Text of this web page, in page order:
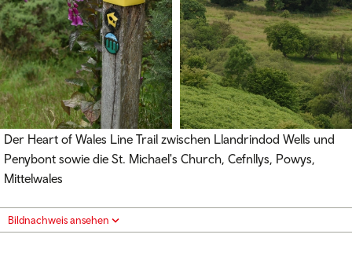
Der Heart of Wales Line Trail zwischen Llandrindod Wells und
Penybont sowie die St. Michael's Church, Cefnllys, Powys,
Mittelwales
Bildnachweis ansehen